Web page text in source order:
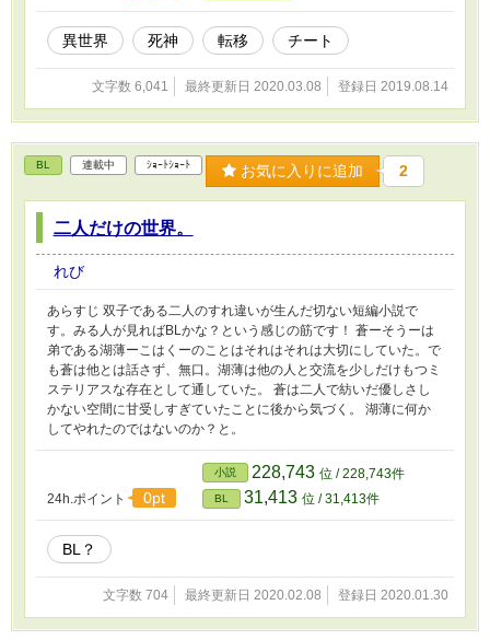
異世界 死神 転移 チート
文字数 6,041 最終更新日 2020.03.08 登録日 2019.08.14
BL 連載中 ｼｮｰﾄｼｮｰﾄ お気に入りに追加 2
二人だけの世界。
れび
あらすじ 双子である二人のすれ違いが生んだ切ない短編小説で
す。みる人が見ればBLかな？という感じの筋です！ 蒼ーそうーは
弟である湖薄ーこはくーのことはそれはそれは大切にしていた。で
も蒼は他とは話さず、無口。湖薄は他の人と交流を少しだけもつミ
ステリアスな存在として通していた。 蒼は二人で紡いだ優しさし
かない空間に甘受しすぎていたことに後から気づく。 湖薄に何か
してやれたのではないのか？と。
24h.ポイント 0pt
小説 228,743 位 / 228,743件
BL 31,413 位 / 31,413件
BL？
文字数 704 最終更新日 2020.02.08 登録日 2020.01.30